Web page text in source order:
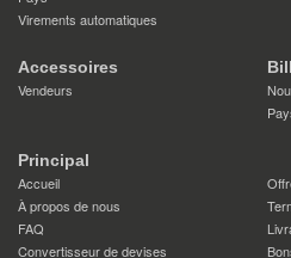
Virements automatiques
Accessoires
Vendeurs
Principal
Accueil
À propos de nous
FAQ
Convertisseur de devises